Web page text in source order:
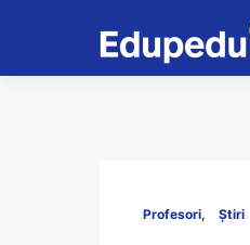
Profesori Știri